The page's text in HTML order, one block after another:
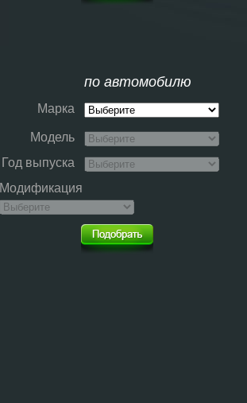
по автомобилю
Марка
Модель
Год выпуска
Модификация